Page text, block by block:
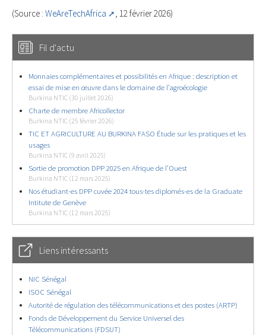
(Source : WeAreTechAfrica , 12 février 2026)
Fil d'actu
Monnaies complémentaires et possibilités en Afrique : description et
essai de mise en œuvre dans le domaine de l’agroécologie
Burkina NTIC (30 juillet 2026)
Charte de membre Africollector
Burkina NTIC (25 février 2026)
TIC ET AGRICULTURE AU BURKINA FASO Étude sur les pratiques et les
usages
Burkina NTIC (9 avril 2025)
Sortie de promotion DPP 2025 en Afrique de l’Ouest
Burkina NTIC (12 mars 2025)
Nos étudiant-es DPP cuvée 2024 tous-tes diplomés-es de la Graduate
Intitute de Genève
Burkina NTIC (12 mars 2025)
Liens intéressants
NIC Sénégal
ISOC Sénégal
Autorité de régulation des télécommunications et des postes (ARTP)
Fonds de Développement du Service Universel des
Télécommunications (FDSUT)